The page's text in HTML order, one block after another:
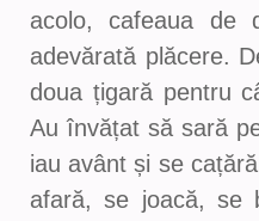
acolo, cafeaua de
adevărată plăcere.
doua țigară pentru
Au învățat să sară
iau avânt și se
afară, se joacă, se